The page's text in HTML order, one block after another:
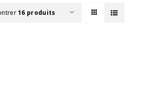
16 produits